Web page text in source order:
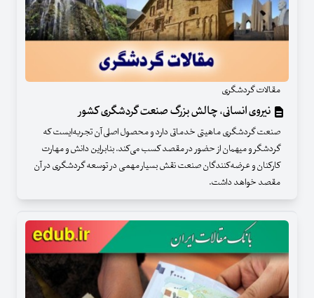
مقالات گردشگری
نیروی انسانی، چالش بزرگ صنعت گردشگری کشور
صنعت گردشگری ماهیتی خدماتی دارد و محصول اصلی آن تجربه‌ایست که
گردشگر و میهمان از حضور در مقصد کسب می‌کند. بنابراین دانش و مهارت
کارکنان و عرضه‌کنندگان صنعت نقش بسیار مهمی در توسعه گردشگری در آن
مقصد خواهد داشت.